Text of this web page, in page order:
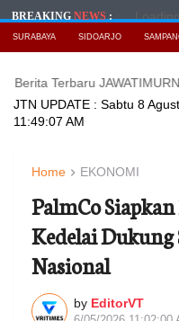
BREAKINGNEWS:
SURABAYA SIDOARJO
JAWATIMURNEWS
JTN UPDATE : Sabtu 8
11:49:09 AM
Home EKONOMI
PalmCo
Kedelai Dukung
Nasional
by EditorVT